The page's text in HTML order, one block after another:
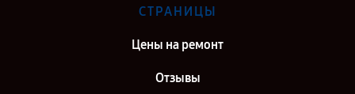
СТРАНИЦЫ
Цены на ремонт
Отзывы